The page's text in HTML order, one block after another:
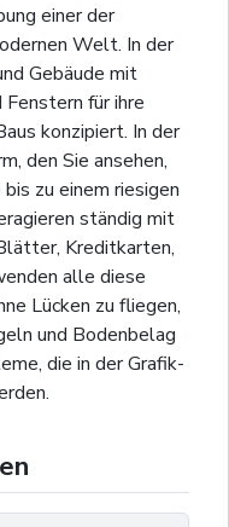
einer der
Welt. In der
Gebäude mit
Fenstern für ihre
konzipiert. In der
den Sie ansehen,
zu einem riesigen
ständig mit
Kreditkarten,
alle diese
Lücken zu fliegen,
und Bodenbelag
die in der Grafik-